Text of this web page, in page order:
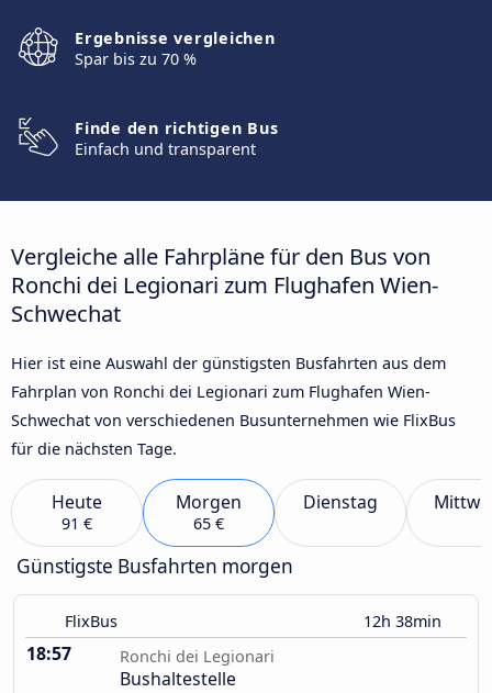
Ergebnisse vergleichen
Spar bis zu 70 %
Finde den richtigen Bus
Einfach und transparent
Vergleiche alle Fahrpläne für den Bus von
Ronchi dei Legionari zum Flughafen Wien-
Schwechat
Hier ist eine Auswahl der günstigsten Busfahrten aus dem
Fahrplan von Ronchi dei Legionari zum Flughafen Wien-
Schwechat von verschiedenen Busunternehmen wie FlixBus
für die nächsten Tage.
Heute
91 €
Morgen
65 €
Dienstag
Günstigste Busfahrten morgen
FlixBus 12h 38min
18:57 Ronchi dei Legionari
Bushaltestelle